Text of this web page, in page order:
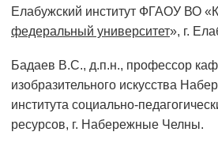
Елабужский институт ФГАОУ ВО
федеральный университет», г.
Бадаев В.С., д.п.н., профессор
изобразительного искусства
института социально-
ресурсов, г. Набережные Челны.